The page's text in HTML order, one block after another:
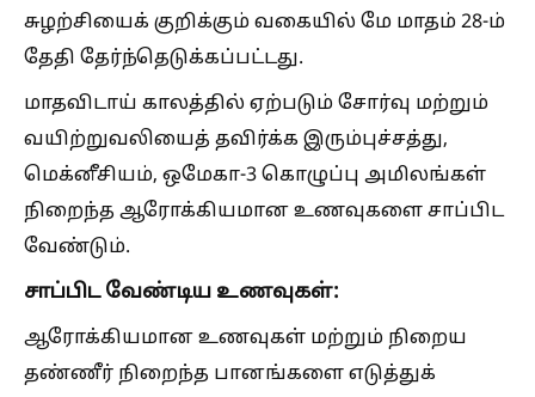
சுழற்சியைக் குறிக்கும் வகையில் மே மாதம் 28-ம்
தேதி தேர்ந்தெடுக்கப்பட்டது.
மாதவிடாய் காலத்தில் ஏற்படும் சோர்வு மற்றும்
வயிற்றுவலியைத் தவிர்க்க இரும்புச்சத்து,
மெக்னீசியம், ஒமேகா-3 கொழுப்பு அமிலங்கள்
நிறைந்த ஆரோக்கியமான உணவுகளை சாப்பிட
வேண்டும்.
சாப்பிட வேண்டிய உணவுகள்:
ஆரோக்கியமான உணவுகள் மற்றும் நிறைய
தண்ணீர் நிறைந்த பானங்களை எடுத்துக்